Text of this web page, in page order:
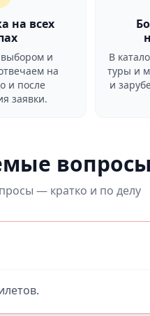
на всех
и
на
и после
заявки.
В
туры и
и
вопросы
— кратко и по делу